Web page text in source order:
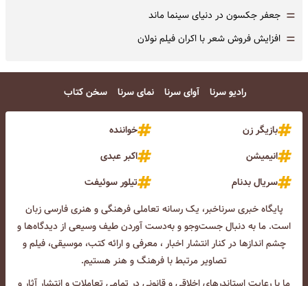
= جعفر جکسون در دنیای سینما ماند
= افزایش فروش شعر با اکران فیلم نولان
رادیو سرنا آوای سرنا نمای سرنا سخن کتاب
بازیگر زن
خواننده
انیمیشن
اکبر عبدی
سریال بدنام
تیلور سوئیفت
پایگاه خبری سرناخبر، یک رسانه تعاملی فرهنگی و هنری فارسی زبان
است. ما به دنبال جست‌و‌جو و به‌دست آوردن طیف وسیعی از دیدگاه‌ها و
چشم انداز‌ها در کنار انتشار اخبار ، معرفی و ارائه کتب، موسیقی، فیلم و
تصاویر مرتبط با فرهنگ و هنر هستیم.